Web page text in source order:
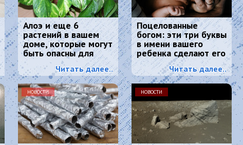
Алоэ и еще 6
растений в вашем
доме, которые могут
быть опасны для
вашего здоровья
Читать далее..
Поцелованные
богом: эти три буквы
в имени вашего
ребенка сделают его
счастливым
Читать далее..
НОВОСТИ НОВОСТИ